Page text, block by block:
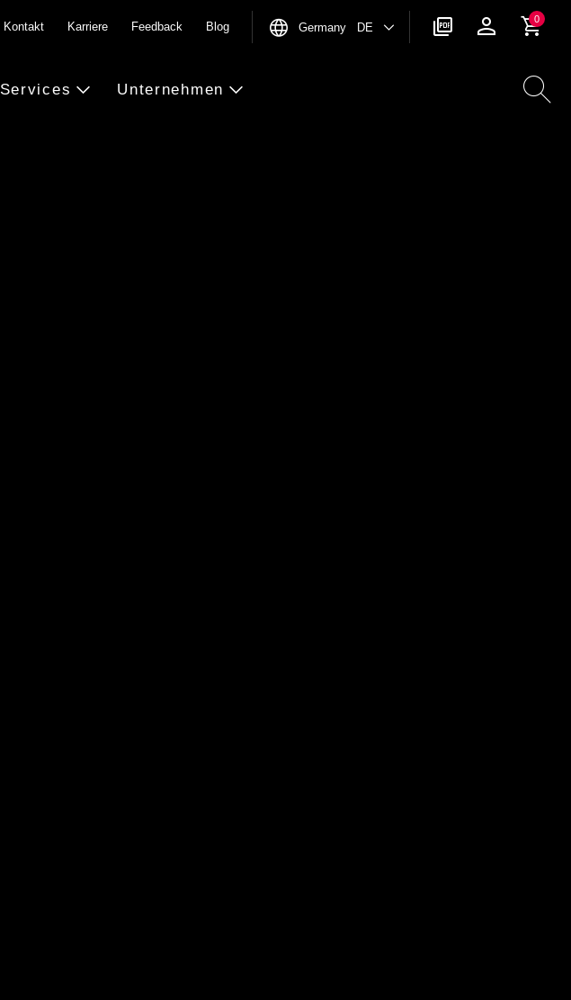
Services Unternehmen
Kontakt Karriere Feedback Blog Germany DE
0